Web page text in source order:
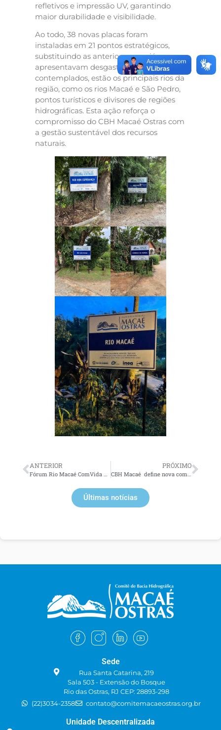
refletivos e impressão UV, garantindo
maior durabilidade e visibilidade.
Ao todo, 38 novas placas foram
instaladas em 21 pontos estratégicos,
substituindo as anteriores, que já
apresentavam desgaste. Entre os locais
contemplados, estão os principais rios da
região, como os rios Macaé e São Pedro,
pontos turísticos e divisores de regiões
hidrográficas. Esta ação reforça o
compromisso do CBH Macaé Ostras com
a gestão sustentável dos recursos
naturais.
ANTERIOR
Fórum Rio Macaé ComVida promove debates sobre o futuro do Rio Macaé frente às mudanças climáticas
PRÓXIMO
CBH Macaé define nova composição da Plenária e elege diretoria
Últimas notícias
Sede
Rua Santa Catarina, 219
Sala 503 - Extensão do Bosque
Rio das Ostras, RJ CEP: 28893-298
(22)3034-2358
contato@comitemacaeostras.org.br
Unidade Descentralizada